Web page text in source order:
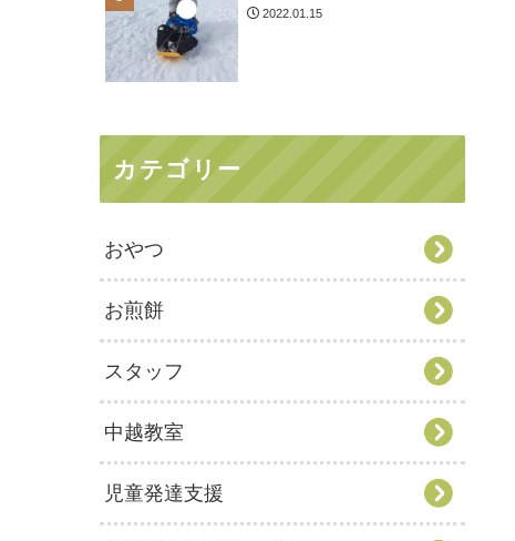
2022.01.15
カテゴリー
おやつ
お煎餅
スタッフ
中越教室
児童発達支援